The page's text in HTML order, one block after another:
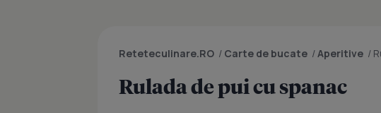
Reteteculinare.RO / Carte de bucate /Aperitive /
Rulada de pui cu spanac